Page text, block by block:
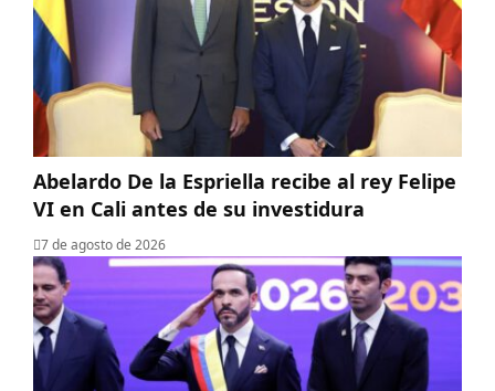
Abelardo De la Espriella recibe al rey Felipe
VI en Cali antes de su investidura
7 de agosto de 2026